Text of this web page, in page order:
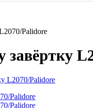
Palidore
завёртку